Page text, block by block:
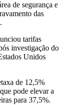
de segurança e
das
tarifas
investigação do
Unidos
de 12,5%
pode elevar a
para 37,5%.